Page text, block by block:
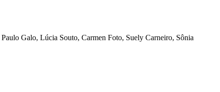
Galo, Lúcia Souto, Carmen Foto, Suely Carneiro, Sônia